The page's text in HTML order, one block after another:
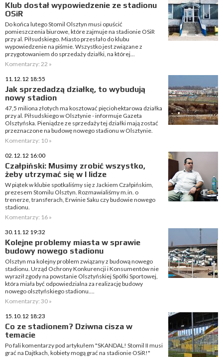
Klub dostał wypowiedzenie ze stadionu
OSiR
Do końca lutego Stomil Olsztyn musi opuścić
pomieszczenia biurowe, które zajmuje na stadionie OSiR
przy al. Piłsudskiego. Miasto przesłało do klubu
wypowiedzenie na piśmie. Wszystko jest związane z
przygotowaniem do sprzedaży działki, na której...
Komentarzy: 22 »
11.12.12 18:55
Jak sprzedadzą działkę, to wybudują
nowy stadion
47,5 miliona złotych ma kosztować pięciohektarowa działka
przy al. Piłsudskiego w Olsztynie - informuje Gazeta
Olsztyńska. Pieniądze ze sprzedaży tej działki mają zostać
przeznaczone na budowę nowego stadionu w Olsztynie.
Komentarzy: 10 »
02.12.12 16:00
Czałpiński: Musimy zrobić wszystko,
żeby utrzymać się w I lidze
W piątek w klubie spotkaliśmy się z Jackiem Czałpińskim,
prezesem Stomilu Olsztyn. Rozmawialiśmy m.in. o
trenerze, transferach, Erwinie Saku czy budowie nowego
stadionu.
Komentarzy: 16 »
30.11.12 19:32
Kolejne problemy miasta w sprawie
budowy nowego stadionu
Olsztyn ma kolejny problem związany z budową nowego
stadionu. Urząd Ochrony Konkurencji i Konsumentów nie
wyraził zgody na powstanie Olsztyńskiej Spółki Sportowej,
która miała być odpowiedzialna za realizację budowy
nowego olsztyńskiego stadionu....
Komentarzy: 30 »
15.10.12 18:23
Co ze stadionem? Dziwna cisza w
temacie
Po fali komentarzy pod artykułem "SKANDAL! Stomil II musi
grać na Dajtkach, kobiety mogą grać na stadionie OSiR!"